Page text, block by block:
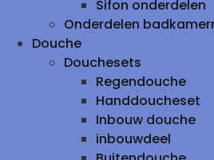
Sifon onderdelen
Onderdelen
Douche
Douchesets
Regendouche
Handdoucheset
Inbouw douche
inbouwdeel